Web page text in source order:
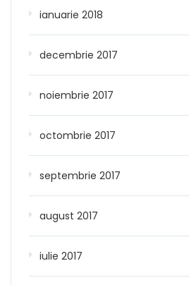
ianuarie 2018
decembrie 2017
noiembrie 2017
octombrie 2017
septembrie 2017
august 2017
iulie 2017